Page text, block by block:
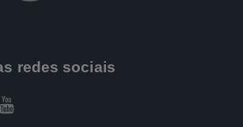
redes sociais